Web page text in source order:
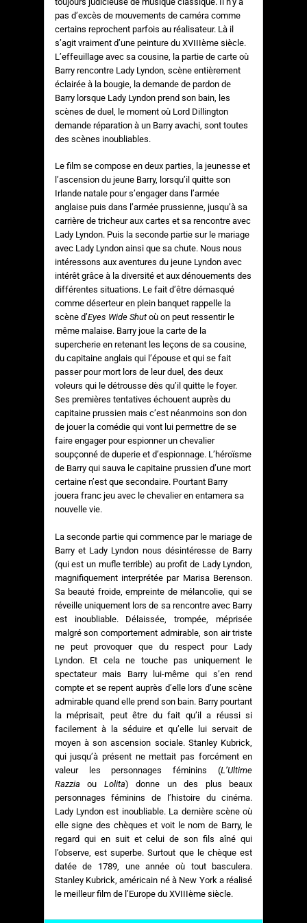
pas d’excès de mouvements de caméra comme
certains reprochent parfois au réalisateur. Là il
s’agit vraiment d’une peinture du XVIIIème siècle.
L’effeuillage avec sa cousine, la partie de carte où
Barry rencontre Lady Lyndon, scène entièrement
éclairée à la bougie, la demande de pardon de
Barry lorsque Lady Lyndon prend son bain, les
scènes de duel, le moment où Lord Dillington
demande réparation à un Barry avachi, sont toutes
des scènes inoubliables.
Le film se compose en deux parties, la jeunesse et
l’ascension du jeune Barry, lorsqu’il quitte son
Irlande natale pour s’engager dans l’armée
anglaise puis dans l’armée prussienne, jusqu’à sa
carrière de tricheur aux cartes et sa rencontre avec
Lady Lyndon. Puis la seconde partie sur le mariage
avec Lady Lyndon ainsi que sa chute. Nous nous
intéressons aux aventures du jeune Lyndon avec
intérêt grâce à la diversité et aux dénouements des
différentes situations. Le fait d’être démasqué
comme déserteur en plein banquet rappelle la
scène d’Eyes Wide Shutoù on peut ressentir le
même malaise. Barry joue la carte de la
supercherie en retenant les leçons de sa cousine,
du capitaine anglais qui l’épouse et qui se fait
passer pour mort lors de leur duel, des deux
voleurs qui le détrousse dès qu’il quitte le foyer.
Ses premières tentatives échouent auprès du
capitaine prussien mais c’est néanmoins son don
de jouer la comédie qui vont lui permettre de se
faire engager pour espionner un chevalier
soupçonné de duperie et d’espionnage. L’héroïsme
de Barry qui sauva le capitaine prussien d’une mort
certaine n’est que secondaire. Pourtant Barry
jouera franc jeu avec le chevalier en entamera sa
nouvelle vie.
La seconde partie qui commence par le mariage de
Barry et Lady Lyndon nous désintéresse de Barry
(qui est un mufle terrible) au profit de Lady Lyndon,
magnifiquement interprétée par Marisa Berenson.
Sa beauté froide, empreinte de mélancolie, qui se
réveille uniquement lors de sa rencontre avec Barry
est inoubliable. Délaissée, trompée, méprisée
malgré son comportement admirable, son air triste
ne peut provoquer que du respect pour Lady
Lyndon. Et cela ne touche pas uniquement le
spectateur mais Barry lui-même qui s’en rend
compte et se repent auprès d’elle lors d’une scène
admirable quand elle prend son bain. Barry pourtant
la méprisait, peut être du fait qu’il a réussi si
facilement à la séduire et qu’elle lui servait de
moyen à son ascension sociale. Stanley Kubrick,
qui jusqu’à présent ne mettait pas forcément en
valeur les personnages féminins (L’Ultime
Razzia ou Lolita) donne un des plus beaux
personnages féminins de l’histoire du cinéma.
Lady Lyndon est inoubliable. La dernière scène où
elle signe des chèques et voit le nom de Barry, le
regard qui en suit et celui de son fils aîné qui
l’observe, est superbe. Surtout que le chèque est
datée de 1789, une année où tout basculera.
Stanley Kubrick, américain né à New York a réalisé
le meilleur film de l’Europe du XVIIIème siècle.